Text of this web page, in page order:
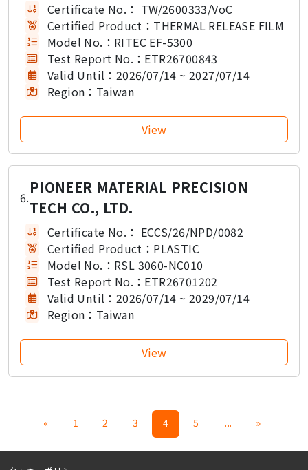
Certificate No.： TW/2600333/VoC
Certified Product： THERMAL RELEASE FILM
Model No.： RITEC EF-5300
Test Report No.： ETR26700843
Valid Until： 2026/07/14 ~ 2027/07/14
Region： Taiwan
6.
PIONEER MATERIAL PRECISION
TECH CO., LTD.
Certificate No.： ECCS/26/NPD/0082
Certified Product： PLASTIC
Model No.： RSL 3060-NC010
Test Report No.： ETR26701202
Valid Until： 2026/07/14 ~ 2029/07/14
Region： Taiwan
« 1 2 3 4 5 ... »